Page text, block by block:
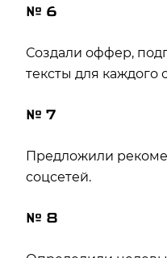
№ 6
Создали оффер,
тексты для каждого
№ 7
Предложили
соцсетей.
№ 8